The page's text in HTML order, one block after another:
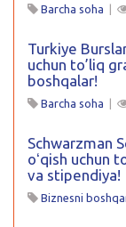
Barcha soha |
Turkiye
uchun to’liq
boshqalar!
Barcha soha |
Schwarzman
oʻqish uchun
va stipendiya!
Biznesni